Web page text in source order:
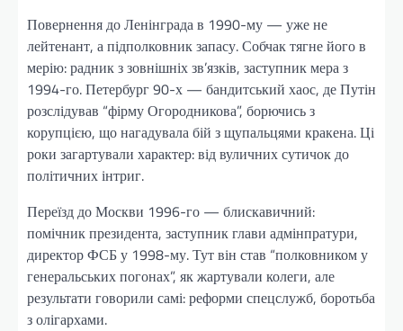
Повернення до Ленінграда в 1990-му — уже не
лейтенант, а підполковник запасу. Собчак тягне його в
мерію: радник з зовнішніх зв’язків, заступник мера з
1994-го. Петербург 90-х — бандитський хаос, де Путін
розслідував “фірму Огородникова”, борючись з
корупцією, що нагадувала бій з щупальцями кракена. Ці
роки загартували характер: від вуличних сутичок до
політичних інтриг.
Переїзд до Москви 1996-го — блискавичний:
помічник президента, заступник глави адмінпратури,
директор ФСБ у 1998-му. Тут він став “полковником у
генеральських погонах”, як жартували колеги, але
результати говорили самі: реформи спецслужб, боротьба
з олігархами.